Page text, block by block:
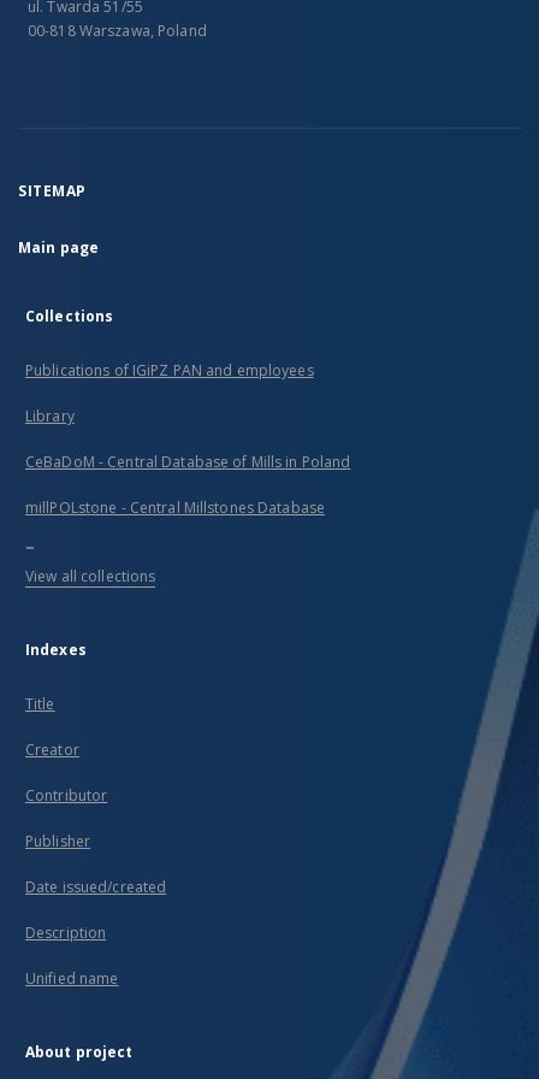
ul. Twarda 51/55
00-818 Warszawa, Poland
SITEMAP
Main page
Collections
Publications of IGiPZ PAN and employees
Library
CeBaDoM - Central Database of Mills in Poland
millPOLstone - Central Millstones Database
...
View all collections
Indexes
Title
Creator
Contributor
Publisher
Date issued/created
Description
Unified name
About project